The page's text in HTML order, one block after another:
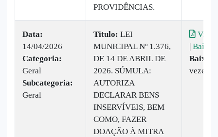
PROVIDÊNCIAS.
Data:
14/04/2026
Categoria:
Geral
Subcategoria:
Geral
Titulo: LEI
MUNICIPAL Nº 1.376,
DE 14 DE ABRIL DE
2026. SÚMULA:
AUTORIZA
DECLARAR BENS
INSERVÍVEIS, BEM
COMO, FAZER
DOAÇÃO À MITRA
| Baixar
vezes